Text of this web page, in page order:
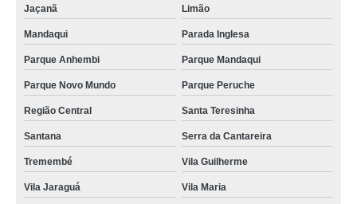
Jaçanã Limão
Mandaqui Parada Inglesa
Parque Anhembi Parque Mandaqui
Parque Novo Mundo Parque Peruche
Região Central Santa Teresinha
Santana Serra da Cantareira
Tremembé Vila Guilherme
Vila Jaraguá Vila Maria